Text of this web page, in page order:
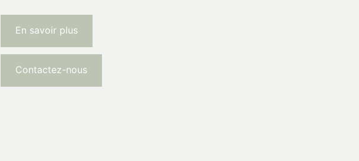
En savoir plus
Contactez-nous